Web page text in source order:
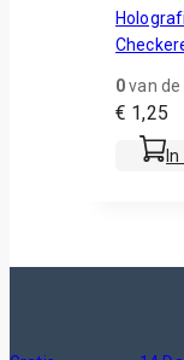
0van de
€ 1,25